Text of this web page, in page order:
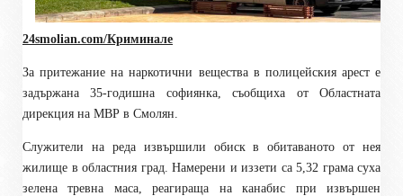
24smolian.com/Криминале
За притежание на наркотични вещества в полицейския арест е
задържана 35-годишна софиянка, съобщиха от Областната
дирекция на МВР в Смолян.
Служители на реда извършили обиск в обитаваното от нея
жилище в областния град. Намерени и иззети са 5,32 грама суха
зелена тревна маса, реагираща на канабис при извършен